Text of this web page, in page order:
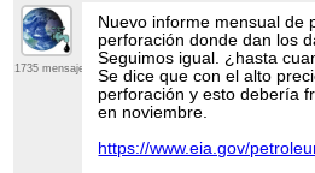
1735 mensajes
Nuevo informe mensual de
perforación donde dan los
Seguimos igual. ¿hasta
Se dice que con el alto
perforación y esto debería
en noviembre.
https://www.eia.gov/